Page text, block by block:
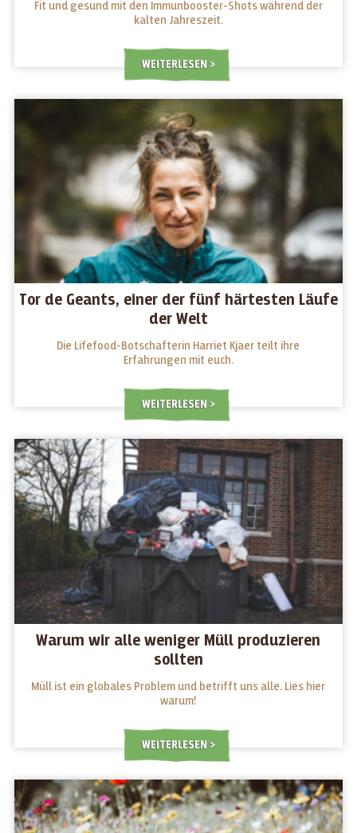
Fit und gesund mit den Immunbooster-Shots während der
kalten Jahreszeit.
WEITERLESEN
Tor de Geants, einer der fünf härtesten Läufe
der Welt
Die Lifefood-Botschafterin Harriet Kjaer teilt ihre
Erfahrungen mit euch.
WEITERLESEN
Warum wir alle weniger Müll produzieren
sollten
Müll ist ein globales Problem und betrifft uns alle. Lies hier
warum!
WEITERLESEN